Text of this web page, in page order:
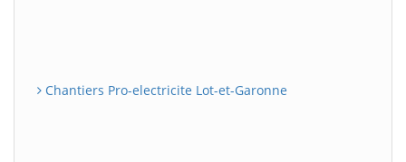
Chantiers Pro-electricite Lot-et-Garonne